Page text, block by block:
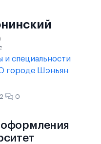
и специальности
городе Шэньян
2 0